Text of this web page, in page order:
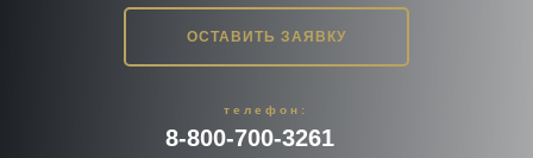
8-800-700-3261
телефон:
ОСТАВИТЬ ЗАЯВКУ